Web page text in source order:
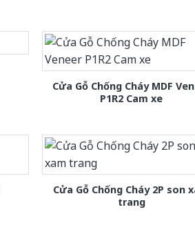
Cửa Gỗ Chống Cháy MDF
P1R2 Cam xe
Cửa Gỗ Chống Cháy 2P son
trang